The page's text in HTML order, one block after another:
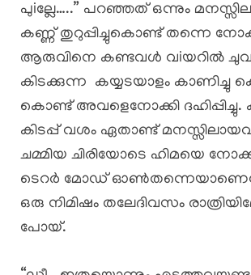
പുiല്ലേ…..” പറഞ്ഞത് ഒന്നും
കണ്ണ് തുറുപ്പിച്ചുകൊണ്ട് തന്നെ
ആരുവിനെ കണ്ടവൾ വiയറിൽ
കിടക്കുന്ന കയ്യടയാളം കാണിച്ചു
കൊണ്ട് അവളെനോക്കി ദഹിപ്പിച്ചു.
കിടപ്പ് വശം ഏതാണ്ട്
ചമ്മിയ ചിരിയോടെ ഹിമയെ
ടെറർ മോഡ്
ഒരു നിമിഷം തലേദിവസം
പോയ്.